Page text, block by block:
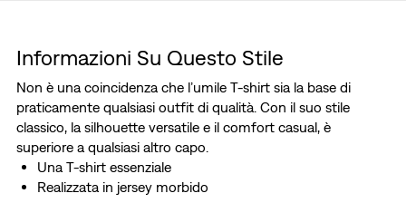
Informazioni Su Questo Stile
Non è una coincidenza che l’umile T-shirt sia la base di
praticamente qualsiasi outfit di qualità. Con il suo stile
classico, la silhouette versatile e il comfort casual, è
superiore a qualsiasi altro capo.
Una T-shirt essenziale
Realizzata in jersey morbido